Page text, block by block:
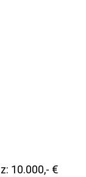
10.000,- €